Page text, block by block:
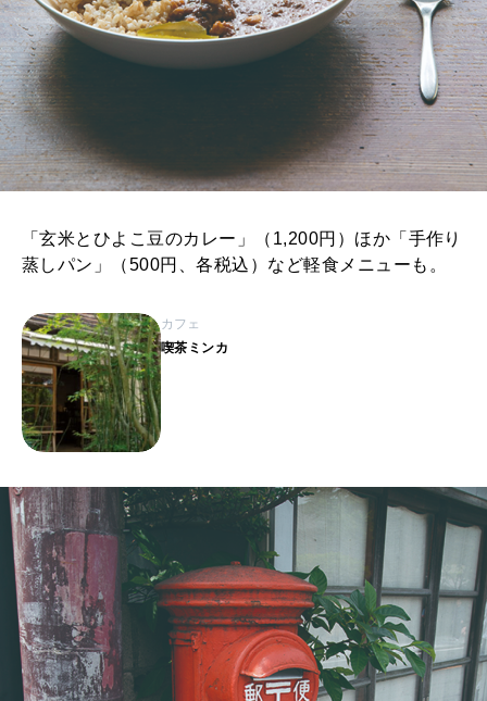
「玄米とひよこ豆のカレー」（1,200円）ほか「手作り
蒸しパン」（500円、各税込）など軽食メニューも。
カフェ
喫茶ミンカ